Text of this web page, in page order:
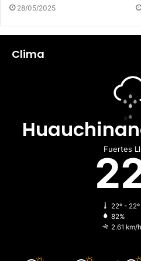
28/05/2025
Clima
Fuertes
22º - 22º
82%
2.61 km/h